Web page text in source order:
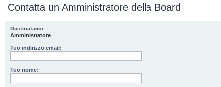
Contatta un Amministratore della Board
Destinatario:
Amministratore
Tuo indirizzo email:
Tuo nome: